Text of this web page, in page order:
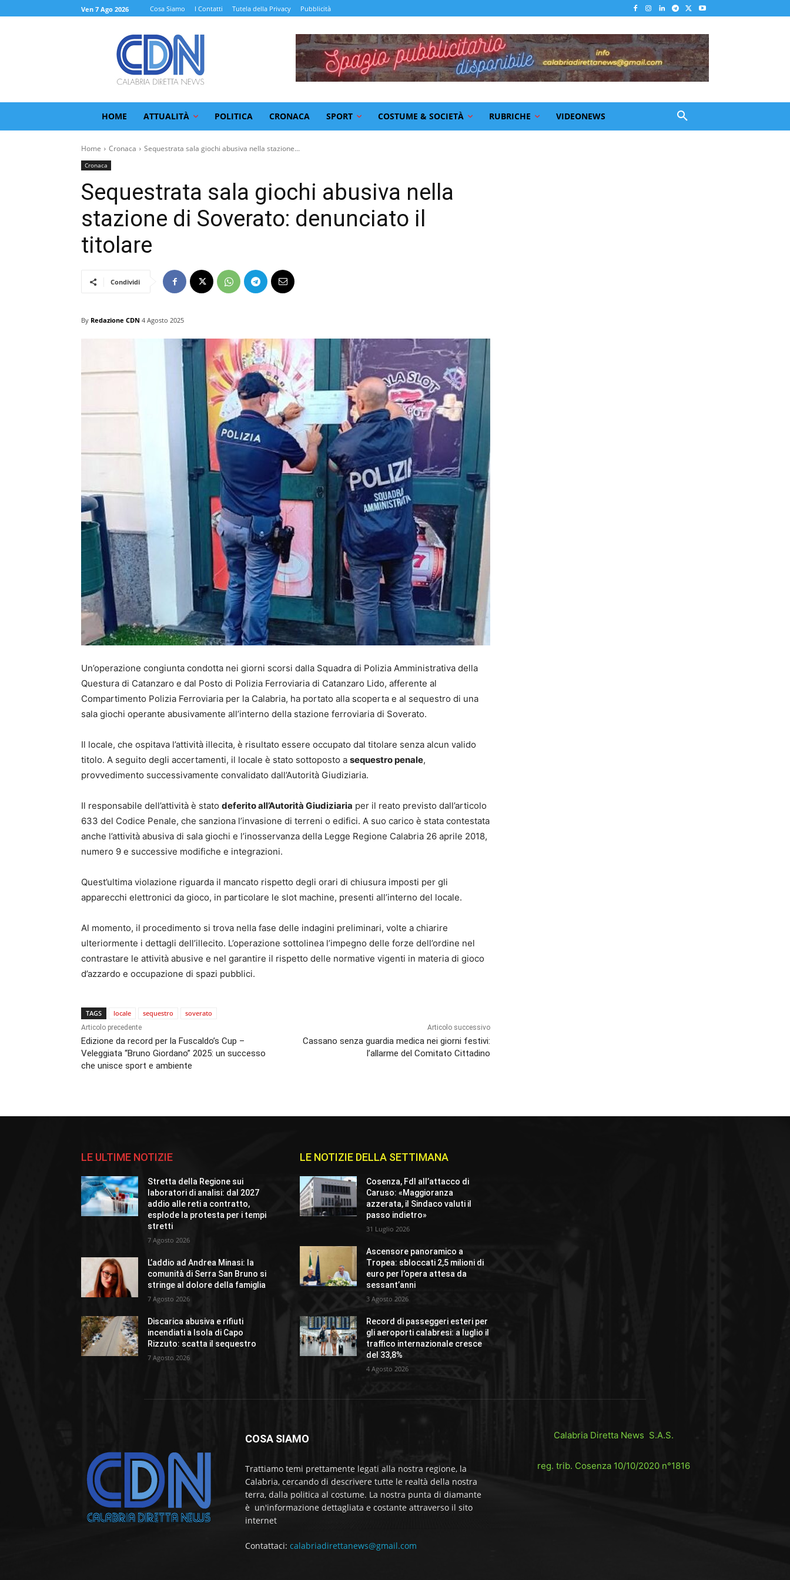
Ven 7 Ago 2026 Cosa Siamo I Contatti Tutela della Privacy Pubblicità
HOME ATTUALITÀ POLITICA CRONACA SPORT COSTUME & SOCIETÀ RUBRICHE VIDEONEWS
Home Cronaca Sequestrata sala giochi abusiva nella stazione...
Cronaca
Sequestrata sala giochi abusiva nella
stazione di Soverato: denunciato il
titolare
Condividi
By Redazione CDN 4 Agosto 2025
Un’operazione congiunta condotta nei giorni scorsi dalla Squadra di Polizia Amministrativa della
Questura di Catanzaro e dal Posto di Polizia Ferroviaria di Catanzaro Lido, afferente al
Compartimento Polizia Ferroviaria per la Calabria, ha portato alla scoperta e al sequestro di una
sala giochi operante abusivamente all’interno della stazione ferroviaria di Soverato.
Il locale, che ospitava l’attività illecita, è risultato essere occupato dal titolare senza alcun valido
titolo. A seguito degli accertamenti, il locale è stato sottoposto a sequestro penale,
provvedimento successivamente convalidato dall’Autorità Giudiziaria.
Il responsabile dell’attività è stato deferito all’Autorità Giudiziaria per il reato previsto dall’articolo
633 del Codice Penale, che sanziona l’invasione di terreni o edifici. A suo carico è stata contestata
anche l’attività abusiva di sala giochi e l’inosservanza della Legge Regione Calabria 26 aprile 2018,
numero 9 e successive modifiche e integrazioni.
Quest’ultima violazione riguarda il mancato rispetto degli orari di chiusura imposti per gli
apparecchi elettronici da gioco, in particolare le slot machine, presenti all’interno del locale.
Al momento, il procedimento si trova nella fase delle indagini preliminari, volte a chiarire
ulteriormente i dettagli dell’illecito. L’operazione sottolinea l’impegno delle forze dell’ordine nel
contrastare le attività abusive e nel garantire il rispetto delle normative vigenti in materia di gioco
d’azzardo e occupazione di spazi pubblici.
TAGS locale sequestro soverato
Articolo precedente
Edizione da record per la Fuscaldo’s Cup –
Veleggiata “Bruno Giordano” 2025: un successo
che unisce sport e ambiente
Articolo successivo
Cassano senza guardia medica nei giorni festivi:
l’allarme del Comitato Cittadino
LE ULTIME NOTIZIE
Stretta della Regione sui
laboratori di analisi: dal 2027
addio alle reti a contratto,
esplode la protesta per i tempi
stretti
7 Agosto 2026
L’addio ad Andrea Minasi: la
comunità di Serra San Bruno si
stringe al dolore della famiglia
7 Agosto 2026
Discarica abusiva e rifiuti
incendiati a Isola di Capo
Rizzuto: scatta il sequestro
7 Agosto 2026
LE NOTIZIE DELLA SETTIMANA
Cosenza, FdI all’attacco di
Caruso: «Maggioranza
azzerata, il Sindaco valuti il
passo indietro»
31 Luglio 2026
Ascensore panoramico a
Tropea: sbloccati 2,5 milioni di
euro per l’opera attesa da
sessant’anni
3 Agosto 2026
Record di passeggeri esteri per
gli aeroporti calabresi: a luglio il
traffico internazionale cresce
del 33,8%
4 Agosto 2026
COSA SIAMO
Trattiamo temi prettamente legati alla nostra regione, la
Calabria, cercando di descrivere tutte le realtà della nostra
terra, dalla politica al costume. La nostra punta di diamante
è un'informazione dettagliata e costante attraverso il sito
internet
Contattaci: calabriadirettanews@gmail.com
Calabria Diretta News S.A.S.
reg. trib. Cosenza 10/10/2020 n°1816